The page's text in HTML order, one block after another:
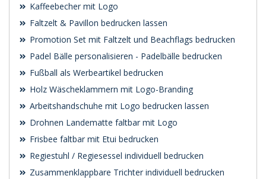
Kaffeebecher mit Logo
Faltzelt & Pavillon bedrucken lassen
Promotion Set mit Faltzelt und Beachflags bedrucken
Padel Bälle personalisieren - Padelbälle bedrucken
Fußball als Werbeartikel bedrucken
Holz Wäscheklammern mit Logo-Branding
Arbeitshandschuhe mit Logo bedrucken lassen
Drohnen Landematte faltbar mit Logo
Frisbee faltbar mit Etui bedrucken
Regiestuhl / Regiesessel individuell bedrucken
Zusammenklappbare Trichter individuell bedrucken